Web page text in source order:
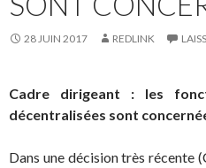
28 JUIN 2017 REDLINK
Cadre dirigeant : les
décentralisées sont
Dans une décision très récente